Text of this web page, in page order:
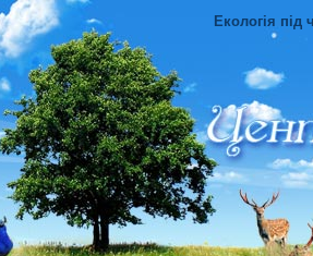
Екологія під